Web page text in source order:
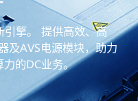
引擎。 提供高效、高
及AVS电源模块，助力
的DC业务。